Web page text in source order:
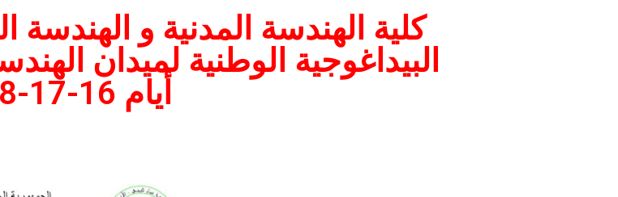
كلية الهندسة المدنية و الهندسة
البيداغوجية الوطنية لميدان
أيام 16-17-18نوفمبر 2024